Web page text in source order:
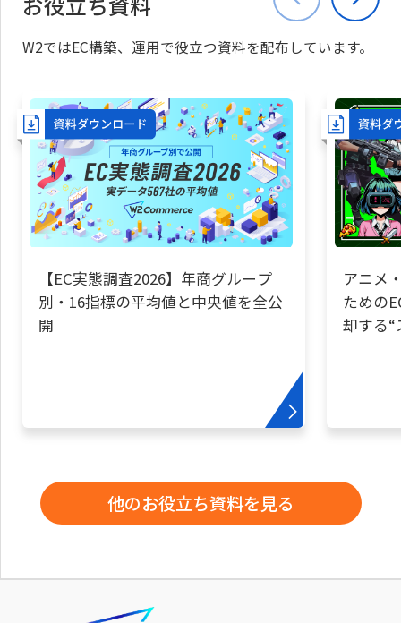
W2ではEC構築、運用で役立つ資料を配布しています。
【EC実態調査2026】年商グループ
別・16指標の平均値と中央値を全公
開
アニメ
ための
却する
他のお役立ち資料を見る